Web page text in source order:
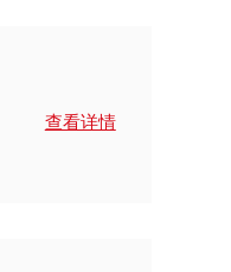
查看详情